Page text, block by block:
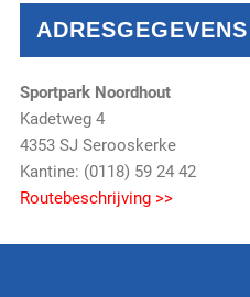
ADRESGEGEVENS
Sportpark Noordhout
Kadetweg 4
4353 SJ Serooskerke
Kantine: (0118) 59 24 42
Routebeschrijving >>